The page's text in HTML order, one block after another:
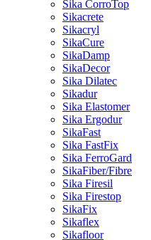
Sika CorroTop
Sikacrete
Sikacryl
SikaCure
SikaDamp
SikaDecor
Sika Dilatec
Sikadur
Sika Elastomer
Sika Ergodur
SikaFast
Sika FastFix
Sika FerroGard
SikaFiber/Fibre
Sika Firesil
Sika Firestop
SikaFix
Sikaflex
Sikafloor